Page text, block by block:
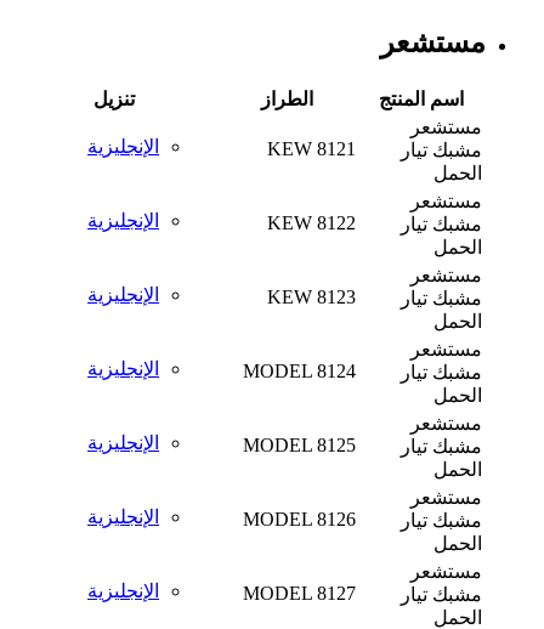
مستشعر
اسم المنتج الطراز
تنزيل
مستشعر
مشبك تيار
الحمل
KEW 8121 الإنجليزية
مستشعر
مشبك تيار
الحمل
KEW 8122 الإنجليزية
مستشعر
مشبك تيار
الحمل
KEW 8123 الإنجليزية
مستشعر
مشبك تيار
الحمل
MODEL 8124 الإنجليزية
مستشعر
مشبك تيار
الحمل
MODEL 8125 الإنجليزية
مستشعر
مشبك تيار
الحمل
MODEL 8126 الإنجليزية
مستشعر
مشبك تيار
الحمل
MODEL 8127 الإنجليزية